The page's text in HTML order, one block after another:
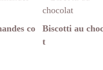
co
Biscotti au
t